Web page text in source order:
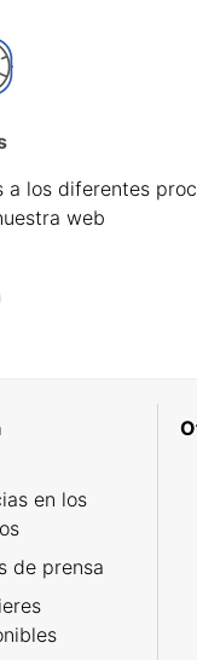
a los diferentes
web
en los
de prensa